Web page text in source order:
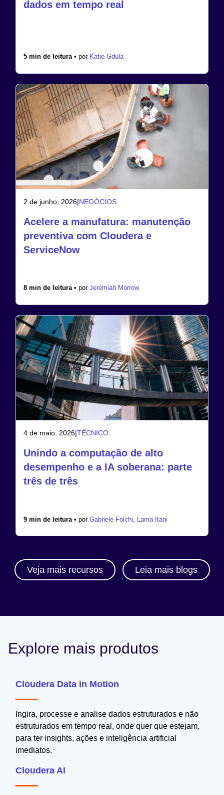
dados em tempo real
5 min de leitura • por Katie Gdula
2 de junho, 2026|NEGÓCIOS
Acelere a manufatura: manutenção
preventiva com Cloudera e
ServiceNow
8 min de leitura • por Jeremiah Morrow
4 de maio, 2026|TÉCNICO
Unindo a computação de alto
desempenho e a IA soberana: parte
três de três
9 min de leitura • por Gabriele Folchi Lama Itani
Veja mais recursos Leia mais blogs
Explore mais produtos
Cloudera Data in Motion
Ingira, processe e analise dados estruturados e não
estruturados em tempo real, onde quer que estejam,
para ter insights, ações e inteligência artificial
imediatos.
Cloudera AI